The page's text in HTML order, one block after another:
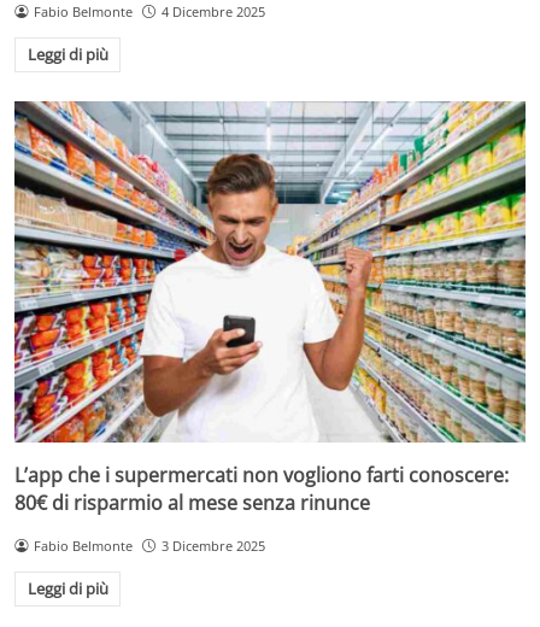
Fabio Belmonte 4 Dicembre 2025
Leggi di più
L’app che i supermercati non vogliono farti conoscere:
80€ di risparmio al mese senza rinunce
Fabio Belmonte 3 Dicembre 2025
Leggi di più